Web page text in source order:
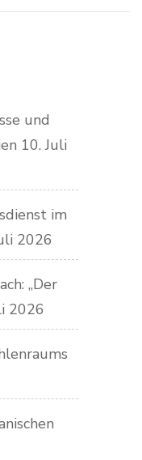
und
10. Juli
im
2026
„Der
2026